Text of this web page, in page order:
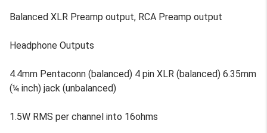
Balanced XLR Preamp output, RCA Preamp output
Headphone Outputs
4.4mm Pentaconn (balanced) 4 pin XLR (balanced) 6.35mm
(¼ inch) jack (unbalanced)
1.5W RMS per channel into 16ohms